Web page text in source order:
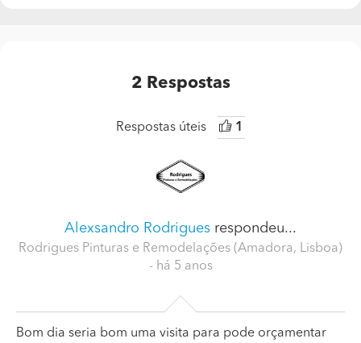
2 Respostas
Respostas úteis 1
Alexsandro Rodrigues respondeu...
Rodrigues Pinturas e Remodelações (Amadora, Lisboa)
- há 5 anos
Bom dia seria bom uma visita para pode orçamentar